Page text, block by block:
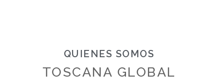
QUIENES SOMOS
TOSCANA GLOBAL